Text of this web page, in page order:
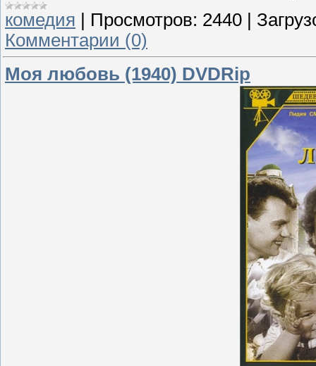
комедия
Просмотров: 2440
Комментарии (0)
Моя любовь (1940) DVDRip